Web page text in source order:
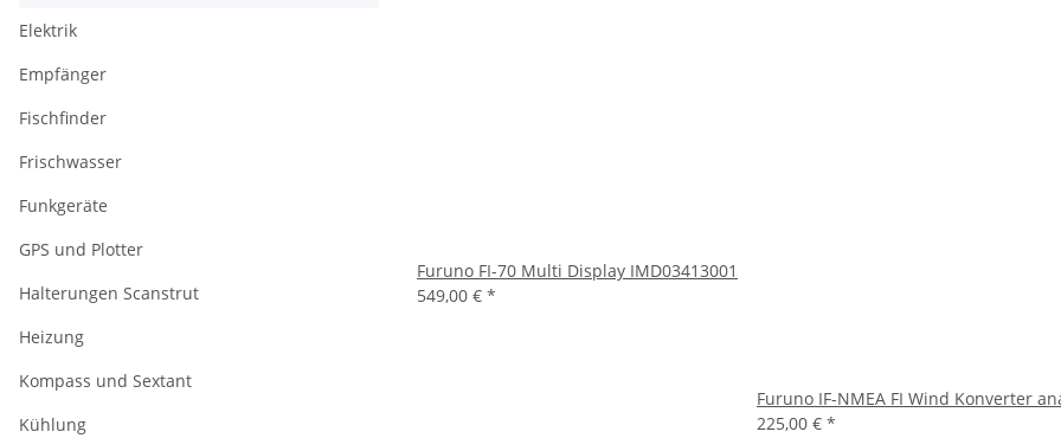
Furuno FI-70 Multi Display IMD03413001
549,00 € *
Furuno IF-NMEA FI Wind Konverter
225,00 € *
Elektrik
Empfänger
Fischfinder
Frischwasser
Funkgeräte
GPS und Plotter
Halterungen Scanstrut
Heizung
Kompass und Sextant
Kühlung